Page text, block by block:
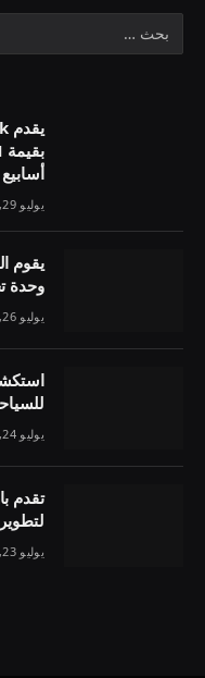
أسابيع
يوليو 29, 2026
وحدة
يوليو 26, 2026
يوليو 24, 2026
لتطوير 51 منزلًا في بريستون
يوليو 23, 2026